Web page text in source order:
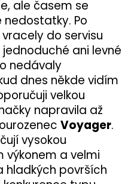
ale časem se
Po
do servisu
ani levné
nedávaly
dnes někde vidím
velkou
napravila až
Voyager.
vysokou
výkonem a velmi
hladkých površích